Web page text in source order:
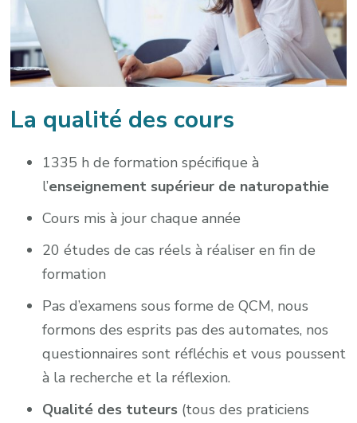
La qualité des cours
1335 h de formation spécifique à
l’enseignement supérieur de naturopathie
Cours mis à jour chaque année
20 études de cas réels à réaliser en fin de
formation
Pas d’examens sous forme de QCM, nous
formons des esprits pas des automates, nos
questionnaires sont réfléchis et vous poussent
à la recherche et la réflexion.
Qualité des tuteurs (tous des praticiens